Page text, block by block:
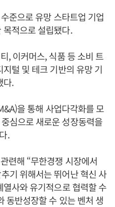
준으로 유망 스타트업 기업
적으로 설립됐다.
, 이커머스, 식품 등 소비 트
털 및 테크 기반의 유망 기
다.
을 통해 사업다각화를 모
심으로 새로운 성장동력을
.
련해 “무한경쟁 시장에서
기 위해서는 뛰어난 혁신 사
사와 유기적으로 협력할 수
동반성장할 수 있는 벤처 생